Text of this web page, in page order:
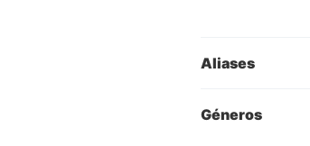
Aliases
Géneros